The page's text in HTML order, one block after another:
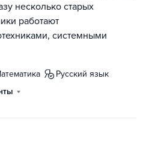
несколько старых
работают
системными
математика
русский язык